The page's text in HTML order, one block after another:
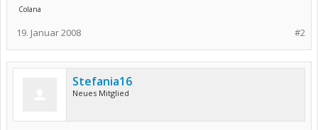
Colana
#2
19. Januar 2008
Stefania16
Neues Mitglied